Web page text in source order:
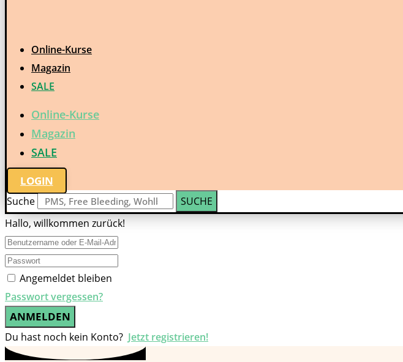
Online-Kurse
Magazin
SALE
Online-Kurse
Magazin
SALE
LOGIN
Suche
SUCHE
Hallo, willkommen zurück!
Angemeldet bleiben
Passwort vergessen?
ANMELDEN
Du hast noch kein Konto? Jetzt registrieren!